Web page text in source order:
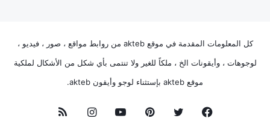
كل المعلومات المقدمة في موقع akteb من روابط مواقع ، صور ، فيديو ،
لوجوهات ، وأيقونات الخ ، ملكاً للغير ولا تنتمى بأي شكل من الأشكال لملكية
موقع akteb بإستثناء لوجو وأيقون akteb.
فيسبوك تويتر بينتيريستيوتيوبانستقرامملخص